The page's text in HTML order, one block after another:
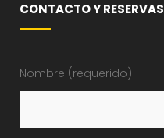
CONTACTO Y RESERVAS
Nombre (requerido)